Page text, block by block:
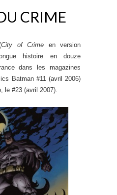
CRIME
City of Crime en version
histoire en douze
dans les magazines
Batman #11 (avril 2006)
le #23 (avril 2007).